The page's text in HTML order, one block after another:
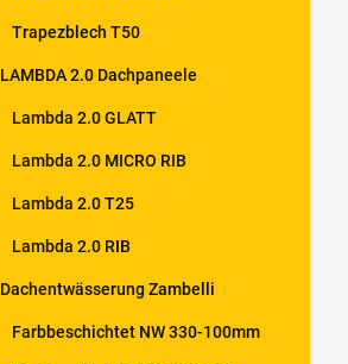
Trapezblech T50
LAMBDA 2.0 Dachpaneele
Lambda 2.0 GLATT
Lambda 2.0 MICRO RIB
Lambda 2.0 T25
Lambda 2.0 RIB
Dachentwässerung Zambelli
Farbbeschichtet NW 330-100mm